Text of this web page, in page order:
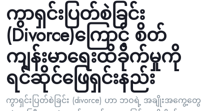
ကွာရှင်းပြတ်စဲခြင်း
(Divorce)ကြောင့် စိတ်
ကျန်းမာရေးထိခိုက်မှုကို
ရင်ဆိုင်ဖြေရှင်းနည်း
ကွာရှင်းပြတ်စဲခြင်း (divorce) ဟာ ဘဝရဲ့ အချိုးအကွေ့တွေ